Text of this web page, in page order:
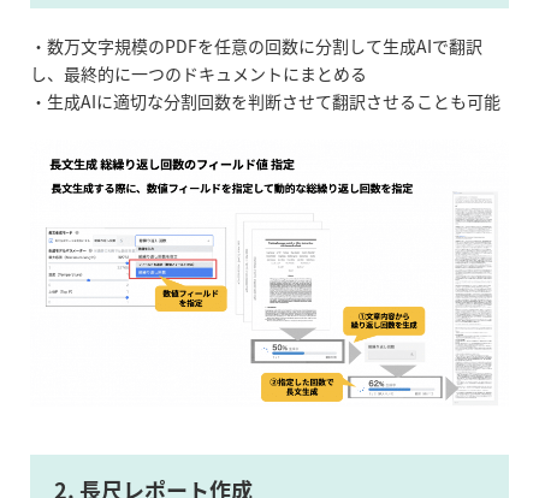
・数万文字規模のPDFを任意の回数に分割して生成AIで翻訳
し、最終的に一つのドキュメントにまとめる
・生成AIに適切な分割回数を判断させて翻訳させることも可能
2. 長尺レポート作成